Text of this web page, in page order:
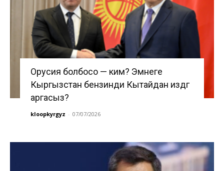
Орусия болбосо — ким? Эмнеге
Кыргызстан бензинди Кытайдан издөөгө
аргасыз?
kloopkyrgyz - 07/07/2026